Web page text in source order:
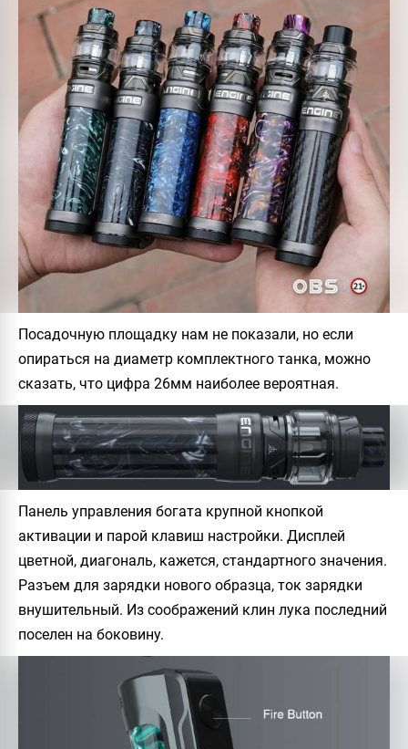
Посадочную площадку нам не показали, но если
опираться на диаметр комплектного танка, можно
сказать, что цифра 26мм наиболее вероятная.
Панель управления богата крупной кнопкой
активации и парой клавиш настройки. Дисплей
цветной, диагональ, кажется, стандартного значения.
Разъем для зарядки нового образца, ток зарядки
внушительный. Из соображений клин лука последний
поселен на боковину.